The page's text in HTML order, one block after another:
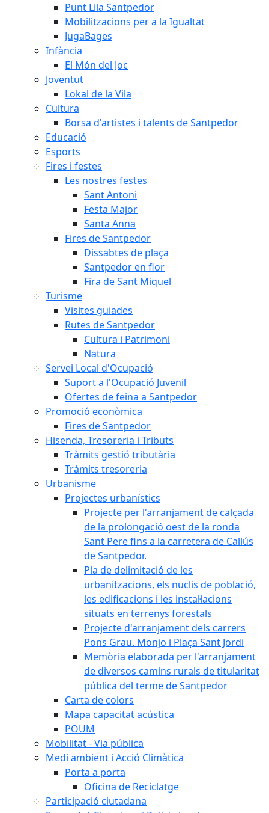
Punt Lila Santpedor
Mobilitzacions per a la Igualtat
JugaBages
Infància
El Món del Joc
Joventut
Lokal de la Vila
Cultura
Borsa d'artistes i talents de Santpedor
Educació
Esports
Fires i festes
Les nostres festes
Sant Antoni
Festa Major
Santa Anna
Fires de Santpedor
Dissabtes de plaça
Santpedor en flor
Fira de Sant Miquel
Turisme
Visites guiades
Rutes de Santpedor
Cultura i Patrimoni
Natura
Servei Local d'Ocupació
Suport a l'Ocupació Juvenil
Ofertes de feina a Santpedor
Promoció econòmica
Fires de Santpedor
Hisenda, Tresoreria i Tributs
Tràmits gestió tributària
Tràmits tresoreria
Urbanisme
Projectes urbanístics
Projecte per l'arranjament de calçada
de la prolongació oest de la ronda
Sant Pere fins a la carretera de Callús
de Santpedor.
Pla de delimitació de les
urbanitzacions, els nuclis de població,
les edificacions i les instal·lacions
situats en terrenys forestals
Projecte d'arranjament dels carrers
Pons Grau. Monjo i Plaça Sant Jordi
Memòria elaborada per l'arranjament
de diversos camins rurals de titularitat
pública del terme de Santpedor
Carta de colors
Mapa capacitat acústica
POUM
Mobilitat - Via pública
Medi ambient i Acció Climàtica
Porta a porta
Oficina de Reciclatge
Participació ciutadana